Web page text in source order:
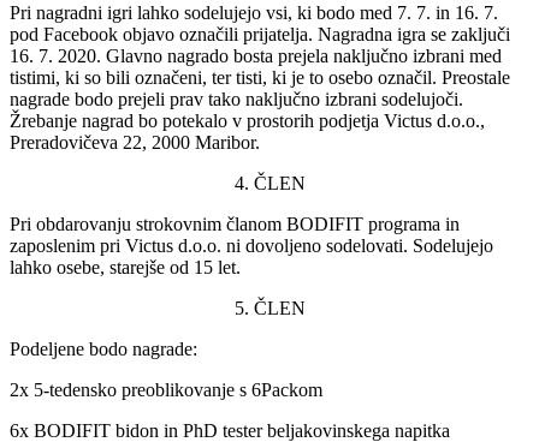
Pri nagradni igri lahko sodelujejo vsi, ki bodo med 7. 7. in 16. 7.
pod Facebook objavo označili prijatelja. Nagradna igra se zaključi
16. 7. 2020. Glavno nagrado bosta prejela naključno izbrani med
tistimi, ki so bili označeni, ter tisti, ki je to osebo označil. Preostale
nagrade bodo prejeli prav tako naključno izbrani sodelujoči.
Žrebanje nagrad bo potekalo v prostorih podjetja Victus d.o.o.,
Preradovičeva 22, 2000 Maribor.
4. ČLEN
Pri obdarovanju strokovnim članom BODIFIT programa in
zaposlenim pri Victus d.o.o. ni dovoljeno sodelovati. Sodelujejo
lahko osebe, starejše od 15 let.
5. ČLEN
Podeljene bodo nagrade:
2x 5-tedensko preoblikovanje s 6Packom
6x BODIFIT bidon in PhD tester beljakovinskega napitka